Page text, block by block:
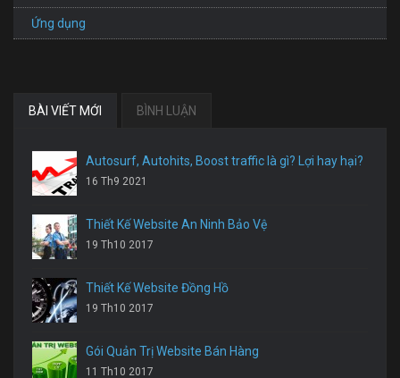
Ứng dụng
BÀI VIẾT MỚI BÌNH LUẬN
Autosurf, Autohits, Boost traffic là gì? Lợi hay hại?
16 Th9 2021
Thiết Kế Website An Ninh Bảo Vệ
19 Th10 2017
Thiết Kế Website Đồng Hồ
19 Th10 2017
Gói Quản Trị Website Bán Hàng
11 Th10 2017